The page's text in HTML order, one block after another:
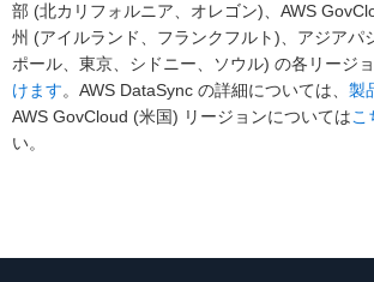
部 (北カリフォルニア、オレゴン)、AWS
州 (アイルランド、フランクフルト)、アジアパ
ポール、東京、シドニー、ソウル) の各リージ
けます。AWS DataSync の詳細については、 製
AWS GovCloud (米国) リージョンについてはこ
い。